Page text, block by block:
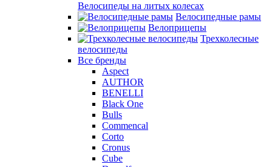
Велосипеды на литых колесах
Велосипедные рамы
Велоприцепы
Трехколесные
велосипеды
Все бренды
Aspect
AUTHOR
BENELLI
Black One
Bulls
Commencal
Corto
Cronus
Cube